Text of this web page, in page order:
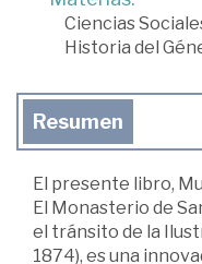
Ciencias
Historia del
Resumen
El presente libro,
El Monasterio de
el tránsito de la
1874), es una